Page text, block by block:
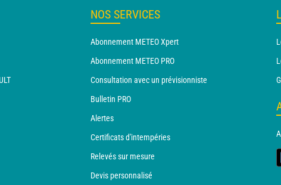
NOS SERVICES
Abonnement METEO Xpert
Abonnement METEO PRO
Consultation avec un prévisionniste
Bulletin PRO
Alertes
Certificats d'intempéries
Relevés sur mesure
Devis personnalisé